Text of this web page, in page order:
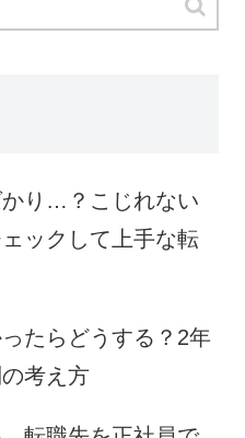
り…？こじれない
ックして上手な転
たらどうする？2年
考え方